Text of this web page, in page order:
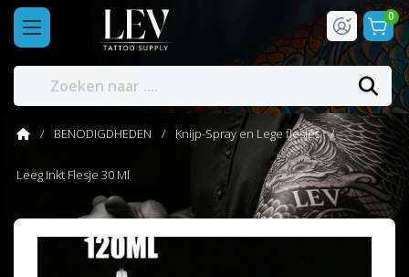
0
BENODIGDHEDEN Knijp-Spray en Lege flesjes
Leeg Inkt Flesje 30 Ml